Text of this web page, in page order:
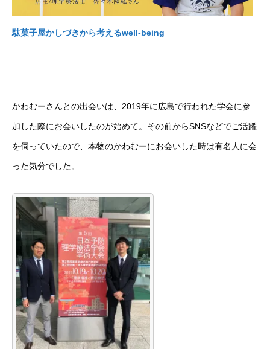
駄菓子屋かしづきから考えるwell-being
かわむーさんとの出会いは、2019年に広島で行われた学会に参
加した際にお会いしたのが始めて。その前からSNSなどでご活躍
を伺っていたので、本物のかわむーにお会いした時は有名人に会
った気分でした。